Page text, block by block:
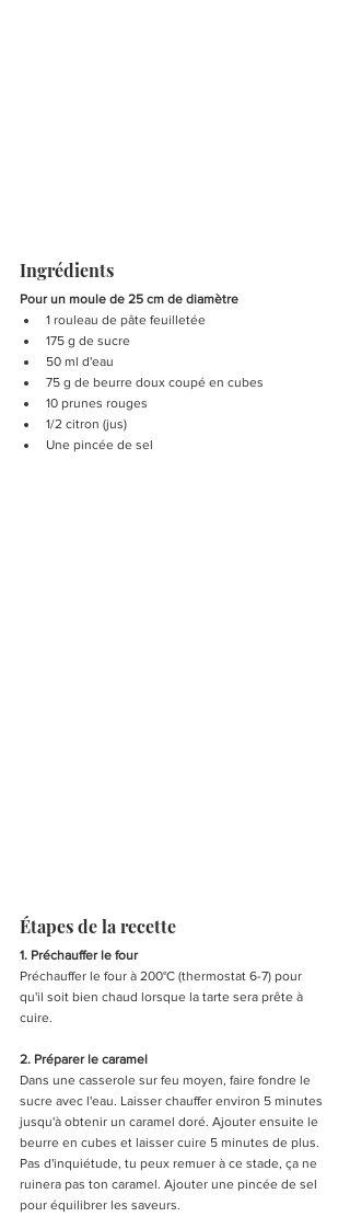
Ingrédients
Pour un moule de 25 cm de diamètre
1 rouleau de pâte feuilletée
175 g de sucre
50 ml d'eau
75 g de beurre doux coupé en cubes
10 prunes rouges
1/2 citron (jus)
Une pincée de sel
Étapes de la recette
1. Préchauffer le four
Préchauffer le four à 200°C (thermostat 6-7) pour
qu'il soit bien chaud lorsque la tarte sera prête à
cuire.
2. Préparer le caramel
Dans une casserole sur feu moyen, faire fondre le
sucre avec l'eau. Laisser chauffer environ 5 minutes
jusqu'à obtenir un caramel doré. Ajouter ensuite le
beurre en cubes et laisser cuire 5 minutes de plus.
Pas d'inquiétude, tu peux remuer à ce stade, ça ne
ruinera pas ton caramel. Ajouter une pincée de sel
pour équilibrer les saveurs.